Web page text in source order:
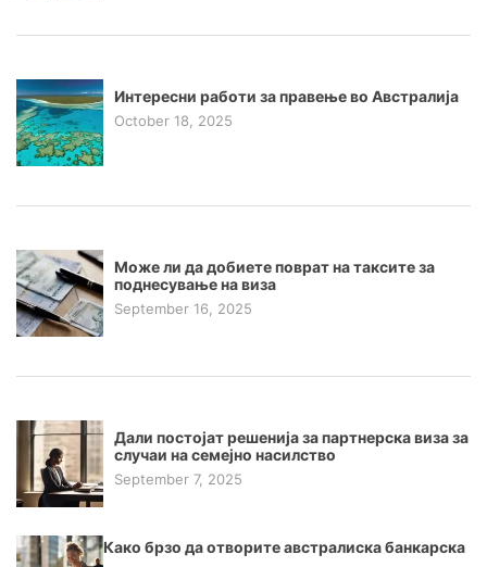
Интересни работи за правење во Австралија
October 18, 2025
Може ли да добиете поврат на таксите за
поднесување на виза
September 16, 2025
Дали постојат решенија за партнерска виза за
случаи на семејно насилство
September 7, 2025
Како брзо да отворите австралиска банкарска